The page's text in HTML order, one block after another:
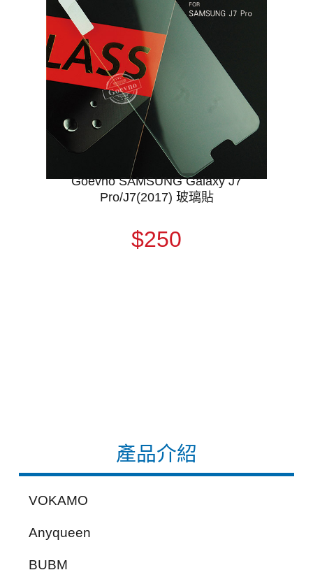
產品介紹
VOKAMO
Anyqueen
BUBM
Goevno SAMSUNG Galaxy J7
Pro/J7(2017) 玻璃貼
$250